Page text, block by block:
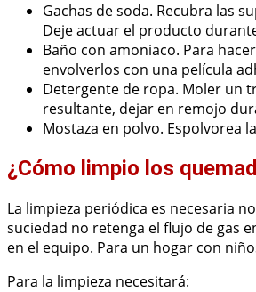
Gachas de soda. Recubra las
Deje actuar el producto
Baño con amoniaco. Para
envolverlos con una película
Detergente de ropa. Moler un
resultante, dejar en remojo
Mostaza en polvo. Espolvorea
¿Cómo limpio los
La limpieza periódica es necesaria
suciedad no retenga el flujo de gas
en el equipo. Para un hogar con
Para la limpieza necesitará: